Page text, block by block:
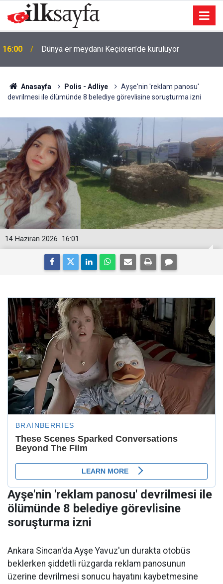
16:00 Dünya er meydanı Keçiören’de kuruluyor
Anasayfa Polis - Adliye
Ayşe'nin 'reklam panosu'
devrilmesi ile ölümünde 8 belediye görevlisine soruşturma izni
16:01
14 Haziran 2026
Ayşe'nin 'reklam panosu' devrilmesi ile
ölümünde 8 belediye görevlisine
soruşturma izni
Ankara Sincan'da Ayşe Yavuz'un durakta otobüs
beklerken şiddetli rüzgarda reklam panosunun
üzerine devrilmesi sonucu hayatını kaybetmesine